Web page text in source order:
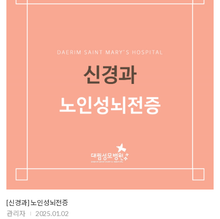
[신경과] 노인성뇌전증
관리자
2025.01.02